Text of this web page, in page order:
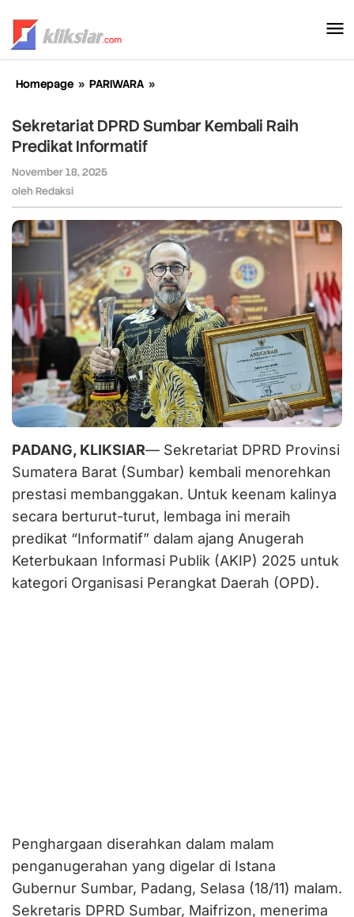
konten
Homepage » PARIWARA »
Sumbar
Kembali
Sekretariat DPRD Sumbar Kembali Raih
Predikat Informatif
November 18, 2025
oleh Redaksi
PADANG, KLIKSIAR— Sekretariat DPRD Provinsi
Sumatera Barat (Sumbar) kembali menorehkan
prestasi membanggakan. Untuk keenam kalinya
secara berturut-turut, lembaga ini meraih
predikat “Informatif” dalam ajang Anugerah
Keterbukaan Informasi Publik (AKIP) 2025 untuk
kategori Organisasi Perangkat Daerah (OPD).
Penghargaan diserahkan dalam malam
penganugerahan yang digelar di Istana
Gubernur Sumbar, Padang, Selasa (18/11) malam.
Sekretaris DPRD Sumbar, Maifrizon, menerima